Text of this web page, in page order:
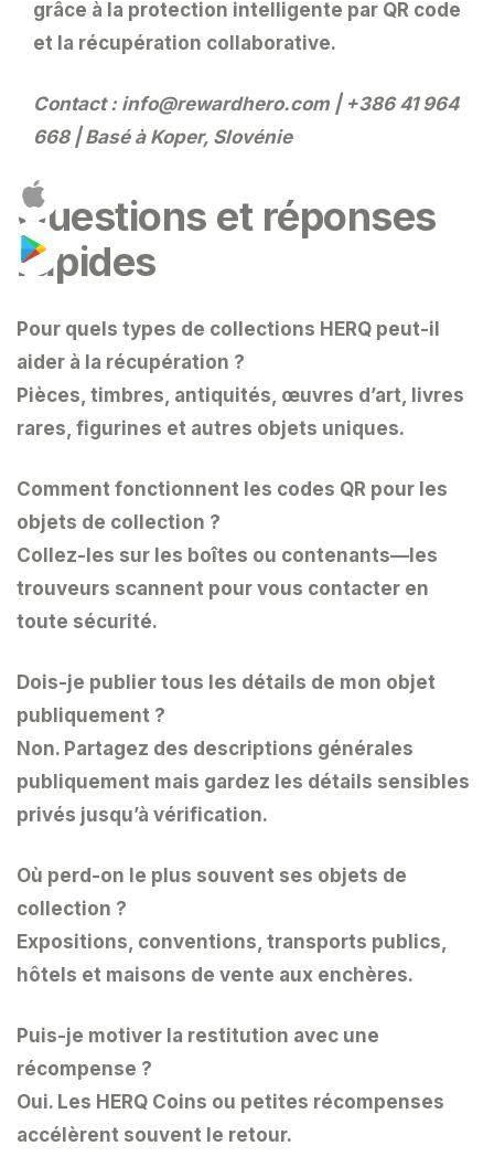
grâce à la protection intelligente par QR code
et la récupération collaborative.
Contact : info@rewardhero.com | +386 41 964
668 | Basé à Koper, Slovénie
Questions et réponses
rapides
Pour quels types de collections HERQ peut-il
aider à la récupération ?
Pièces, timbres, antiquités, œuvres d’art, livres
rares, figurines et autres objets uniques.
Comment fonctionnent les codes QR pour les
objets de collection ?
Collez-les sur les boîtes ou contenants—les
trouveurs scannent pour vous contacter en
toute sécurité.
Dois-je publier tous les détails de mon objet
publiquement ?
Non. Partagez des descriptions générales
publiquement mais gardez les détails sensibles
privés jusqu’à vérification.
Où perd-on le plus souvent ses objets de
collection ?
Expositions, conventions, transports publics,
hôtels et maisons de vente aux enchères.
Puis-je motiver la restitution avec une
récompense ?
Oui. Les HERQ Coins ou petites récompenses
accélèrent souvent le retour.